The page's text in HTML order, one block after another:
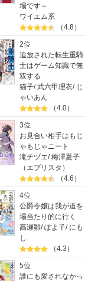
場です～
ワイエム系
（4.8）
2位
追放された転生重騎
士はゲーム知識で無
双する
猫子/武六甲理衣/ じ
ゃいあん
（4.0）
3位
お見合い相手はもじ
ゃもじゃニート
滝チヅエ/梅澤夏子
（エブリスタ）
（4.6）
4位
公爵令嬢は我が道を
場当たり的に行く
高瀬雛/ぽよ子/ にも
し
（4.3）
5位
誰にも愛されなかっ